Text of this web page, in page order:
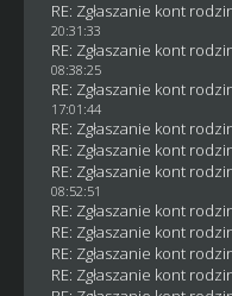
RE: Zgłaszanie kont
20:31:33
RE: Zgłaszanie kont
08:38:25
RE: Zgłaszanie kont
17:01:44
RE: Zgłaszanie kont
RE: Zgłaszanie kont
RE: Zgłaszanie kont
08:52:51
RE: Zgłaszanie kont
RE: Zgłaszanie kont
RE: Zgłaszanie kont
RE: Zgłaszanie kont